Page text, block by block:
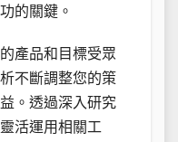
的關鍵。
產品和目標受眾
不斷調整您的策
。透過深入研究
活運用相關工